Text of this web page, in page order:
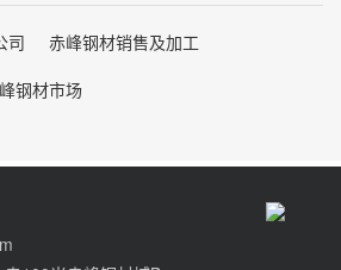
司
赤峰钢材销售及加工
钢材市场